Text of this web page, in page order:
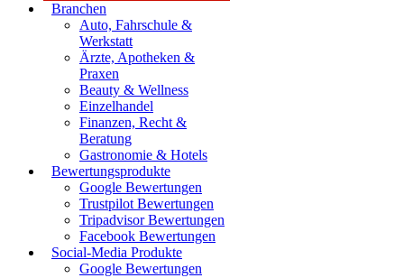
Branchen
Auto, Fahrschule &
Werkstatt
Ärzte, Apotheken &
Praxen
Beauty & Wellness
Einzelhandel
Finanzen, Recht &
Beratung
Gastronomie & Hotels
Bewertungsprodukte
Google Bewertungen
Trustpilot Bewertungen
Tripadvisor Bewertungen
Facebook Bewertungen
Social-Media Produkte
Google Bewertungen